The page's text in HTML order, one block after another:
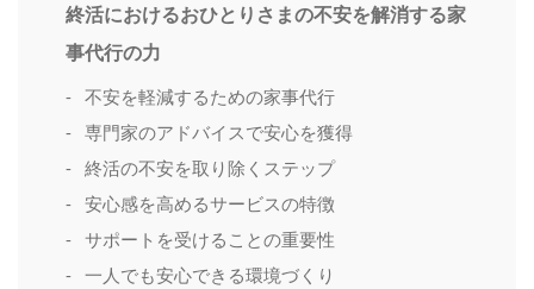
終活におけるおひとりさまの不安を解消する家
事代行の力
不安を軽減するための家事代行
専門家のアドバイスで安心を獲得
終活の不安を取り除くステップ
安心感を高めるサービスの特徴
サポートを受けることの重要性
一人でも安心できる環境づくり